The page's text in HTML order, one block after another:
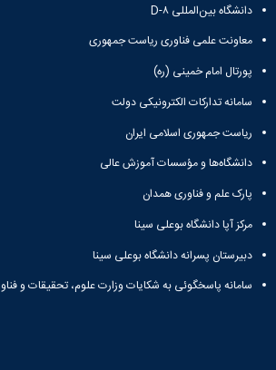
دانشگاه بین‌المللی D-۸
معاونت علمی فناوری ریاست جمهوری
پورتال امام خمینی (ره)
سامانه تدارکات الکترونیکی دولت
ریاست جمهوری اسلامی ایران
دانشگاه‌ها و مؤسسات آموزش عالی
پارک علم و فناوری همدان
مرکز آپا دانشگاه بوعلی سینا
دبیرستان پسرانه دانشگاه بوعلی سینا
سامانه پاسخگوئی به شکایات وزارت علوم، تحقیقات و